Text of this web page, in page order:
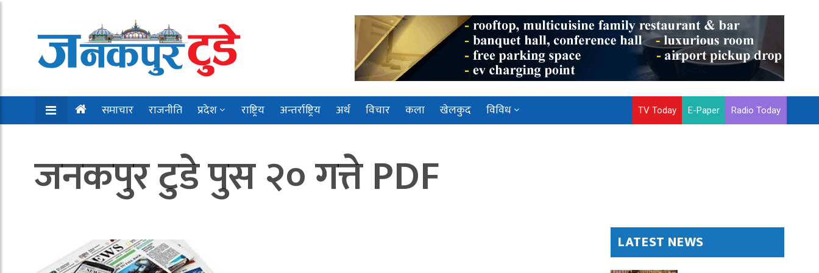
समाचार राजनीति प्रदेश राष्ट्रिय अन्तर्राष्ट्रिय अर्थ विचार कला खेलकुद विविध TV Today E-Paper Radio Today
जनकपुर टुडे पुस २० गत्ते PDF
LATEST NEWS